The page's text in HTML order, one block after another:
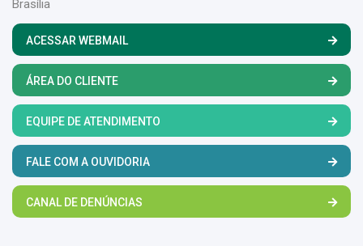
Brasília
ACESSAR WEBMAIL
ÁREA DO CLIENTE
EQUIPE DE ATENDIMENTO
FALE COM A OUVIDORIA
CANAL DE DENÚNCIAS